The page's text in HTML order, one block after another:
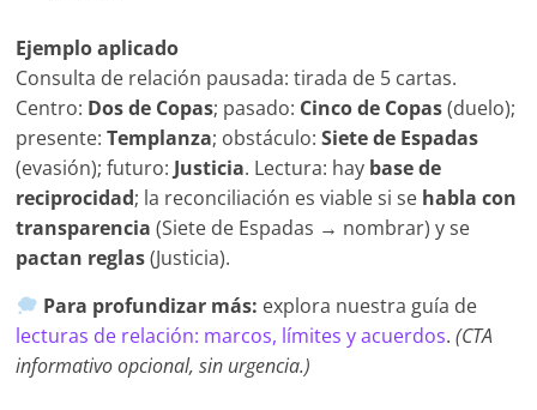
Ejemplo aplicado
Consulta de relación pausada: tirada de 5 cartas.
Centro: Dos de Copas; pasado: Cinco de Copas(duelo);
presente:Templanza; obstáculo:Siete de Espadas
(evasión); futuro: Justicia. Lectura: hay base de
reciprocidad; la reconciliación es viable si se habla con
transparencia (Siete de Espadas → nombrar) y se
pactan reglas(Justicia).
Para profundizar más: explora nuestra guía de
lecturas de relación: marcos, límites y acuerdos.(CTA
informativo opcional, sin urgencia.)